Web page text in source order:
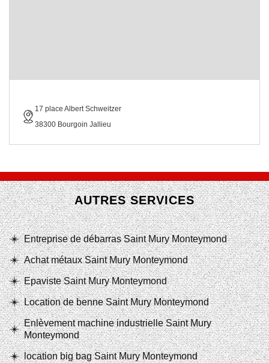
17 place Albert Schweitzer
38300 Bourgoin Jallieu
AUTRES SERVICES
Entreprise de débarras Saint Mury Monteymond
Achat métaux Saint Mury Monteymond
Epaviste Saint Mury Monteymond
Location de benne Saint Mury Monteymond
Enlèvement machine industrielle Saint Mury
Monteymond
location big bag Saint Mury Monteymond